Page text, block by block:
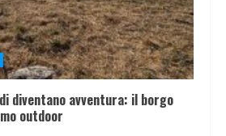
diventano avventura: il borgo
outdoor